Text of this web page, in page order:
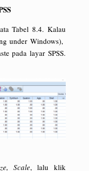
Tabel 8.4. Kalau
under Windows),
pada layar SPSS.
Scale, lalu klik